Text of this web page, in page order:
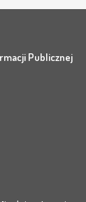
Publicznej